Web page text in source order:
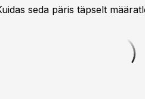
seda päris täpselt